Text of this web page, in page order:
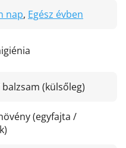
nap, Egész évben
(külsőleg)
(egyfajta /